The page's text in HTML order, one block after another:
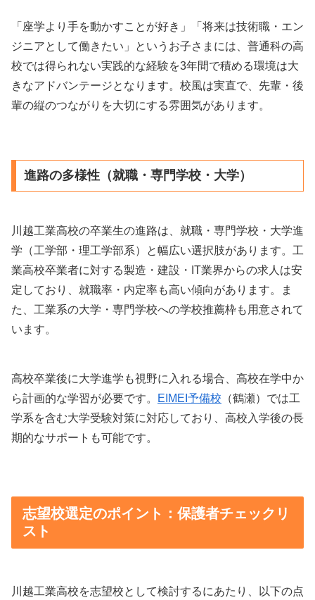
「座学より手を動かすことが好き」「将来は技術職・エン
ジニアとして働きたい」というお子さまには、普通科の高
校では得られない実践的な経験を3年間で積める環境は大
きなアドバンテージとなります。校風は実直で、先輩・後
輩の縦のつながりを大切にする雰囲気があります。
進路の多様性（就職・専門学校・大学）
川越工業高校の卒業生の進路は、就職・専門学校・大学進
学（工学部・理工学部系）と幅広い選択肢があります。工
業高校卒業者に対する製造・建設・IT業界からの求人は安
定しており、就職率・内定率も高い傾向があります。ま
た、工業系の大学・専門学校への学校推薦枠も用意されて
います。
高校卒業後に大学進学も視野に入れる場合、高校在学中か
ら計画的な学習が必要です。
EIMEI予備校 （鶴瀬）では工
学系を含む大学受験対策に対応しており、高校入学後の長
期的なサポートも可能です。
志望校選定のポイント：保護者チェックリ
スト
川越工業高校を志望校として検討するにあたり、以下の点